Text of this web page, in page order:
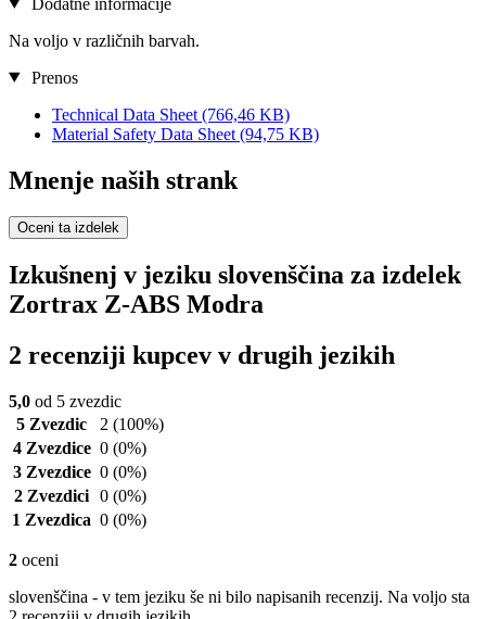
Na voljo v različnih barvah.
Prenos
Technical Data Sheet (766,46 KB)
Material Safety Data Sheet (94,75 KB)
Mnenje naših strank
Oceni ta izdelek
Izkušnenj v jeziku slovenščina za izdelek
Zortrax Z-ABS Modra
2 recenziji kupcev v drugih jezikih
5,0 od 5 zvezdic
5 Zvezdic
2 (100%)
4 Zvezdice 0 (0%)
3 Zvezdice 0 (0%)
2 Zvezdici 0 (0%)
1 Zvezdica 0 (0%)
2 oceni
slovenščina - v tem jeziku še ni bilo napisanih recenzij. Na voljo sta